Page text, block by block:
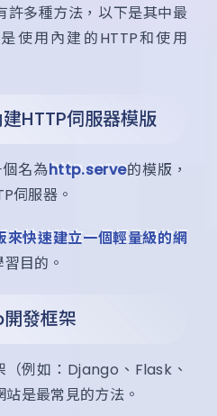
許多種方法，以下是其中最
使用內建的HTTP和使用
HTTP伺服器模版
名為http.serve的模版，
伺服器。
來快速建立一個輕量級的網
目的。
發框架
例如：Django、Flask、
是最常見的方法。